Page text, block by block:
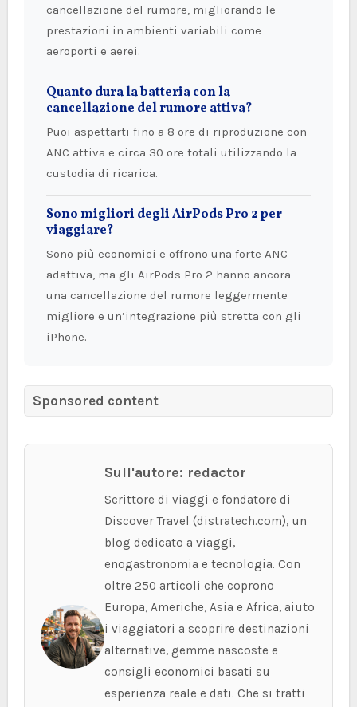
cancellazione del rumore, migliorando le
prestazioni in ambienti variabili come
aeroporti e aerei.
Quanto dura la batteria con la
cancellazione del rumore attiva?
Puoi aspettarti fino a 8 ore di riproduzione con
ANC attiva e circa 30 ore totali utilizzando la
custodia di ricarica.
Sono migliori degli AirPods Pro 2 per
viaggiare?
Sono più economici e offrono una forte ANC
adattiva, ma gli AirPods Pro 2 hanno ancora
una cancellazione del rumore leggermente
migliore e un’integrazione più stretta con gli
iPhone.
Sponsored content
Sull'autore: redactor
Scrittore di viaggi e fondatore di
Discover Travel (distratech.com), un
blog dedicato a viaggi,
enogastronomia e tecnologia. Con
oltre 250 articoli che coprono
Europa, Americhe, Asia e Africa, aiuto
i viaggiatori a scoprire destinazioni
alternative, gemme nascoste e
consigli economici basati su
esperienza reale e dati. Che si tratti